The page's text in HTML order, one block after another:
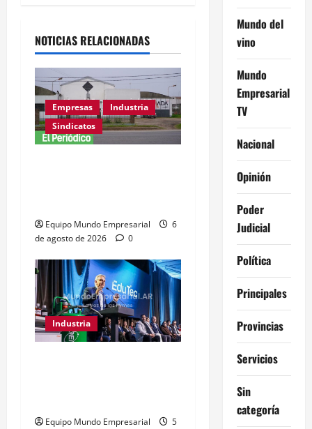
NOTICIAS RELACIONADAS
Empresas
Industria
Sindicatos
Equipo Mundo Empresarial
6
de agosto de 2026
0
Industria
Equipo Mundo Empresarial
5
Mundo del
vino
Mundo
Empresarial
TV
Nacional
Opinión
Poder
Judicial
Política
Principales
Provincias
Servicios
Sin
categoría